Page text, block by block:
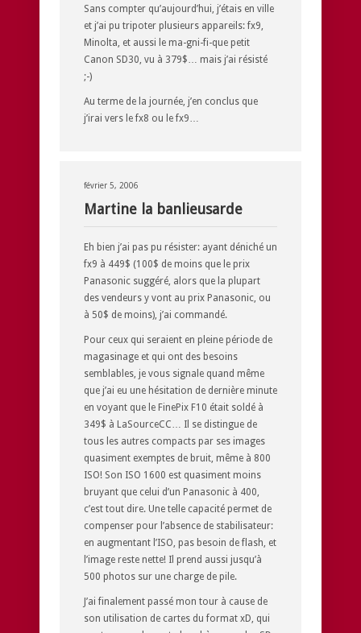
Sans compter qu’aujourd’hui, j’étais en ville
et j’ai pu tripoter plusieurs appareils: fx9,
Minolta, et aussi le ma-gni-fi-que petit
Canon SD30, vu à 379$… mais j’ai résisté
;-)
Au terme de la journée, j’en conclus que
j’irai vers le fx8 ou le fx9…
février 5, 2006
Martine la banlieusarde
Eh bien j’ai pas pu résister: ayant déniché un
fx9 à 449$ (100$ de moins que le prix
Panasonic suggéré, alors que la plupart
des vendeurs y vont au prix Panasonic, ou
à 50$ de moins), j’ai commandé.
Pour ceux qui seraient en pleine période de
magasinage et qui ont des besoins
semblables, je vous signale quand même
que j’ai eu une hésitation de dernière minute
en voyant que le FinePix F10 était soldé à
349$ à LaSourceCC… Il se distingue de
tous les autres compacts par ses images
quasiment exemptes de bruit, même à 800
ISO! Son ISO 1600 est quasiment moins
bruyant que celui d’un Panasonic à 400,
c’est tout dire. Une telle capacité permet de
compenser pour l’absence de stabilisateur:
en augmentant l’ISO, pas besoin de flash, et
l’image reste nette! Il prend aussi jusqu’à
500 photos sur une charge de pile.
J’ai finalement passé mon tour à cause de
son utilisation de cartes du format xD, qui